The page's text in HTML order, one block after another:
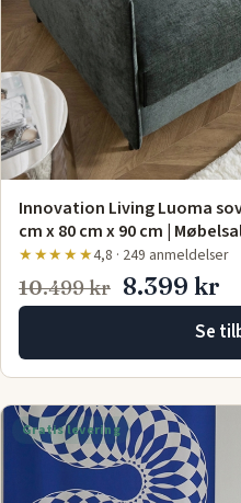
Innovation Living Luoma
cm x 80 cm x 90 cm |
★★★★★4,8 · 249 anmeldelser
10.499 kr 8.399 kr
Se
Gratis levering